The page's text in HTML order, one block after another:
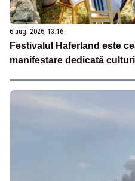
6 aug. 2026, 13:16
Festivalul Haferland este
manifestare dedicată